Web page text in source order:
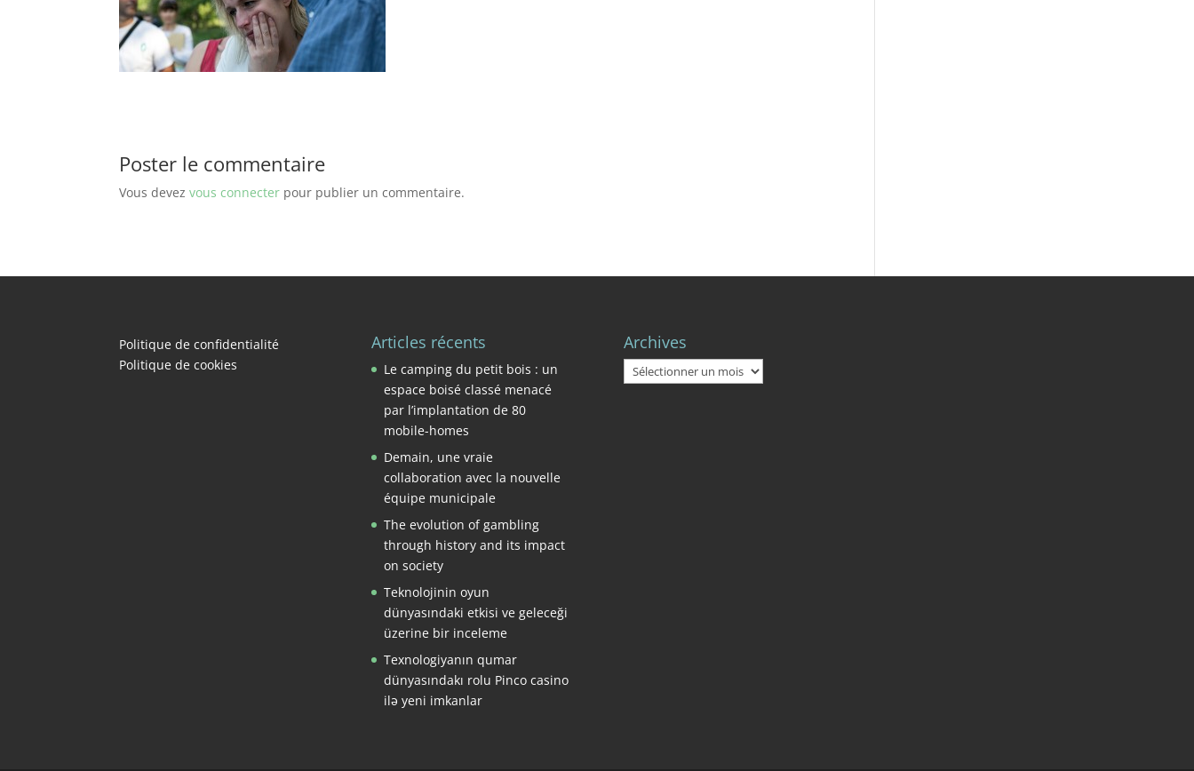
Poster le commentaire
Vous devezvous connecter pour publier un commentaire.
Politique de confidentialité
Politique de cookies
Articles récents
Le camping du petit bois : un
espace boisé classé menacé
par l’implantation de 80
mobile-homes
Demain, une vraie
collaboration avec la nouvelle
équipe municipale
The evolution of gambling
through history and its impact
on society
Teknolojinin oyun
dünyasındaki etkisi ve geleceği
üzerine bir inceleme
Texnologiyanın qumar
dünyasındakı rolu Pinco casino
ilə yeni imkanlar
Archives
Archives